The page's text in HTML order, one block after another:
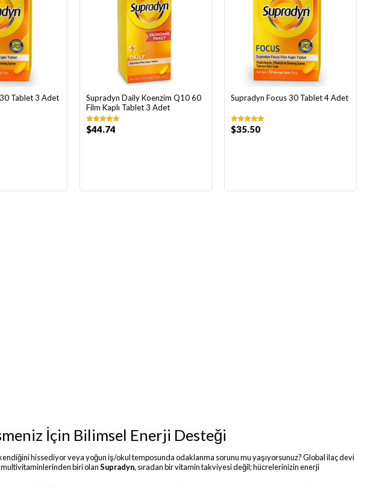
Tablet 3 Adet
Supradyn Daily Koenzim Q10 60
Film Kaplı Tablet 3 Adet
$44.74
Supradyn Focus 30 Tablet 4 Adet
$35.50
İçin Bilimsel Enerji Desteği
hissediyor veya yoğun iş/okul temposunda odaklanma sorunu mu yaşıyorsunuz? Global ilaç devi
biri olanSupradyn, sıradan bir vitamin takviyesi değil; hücrelerinizin enerji